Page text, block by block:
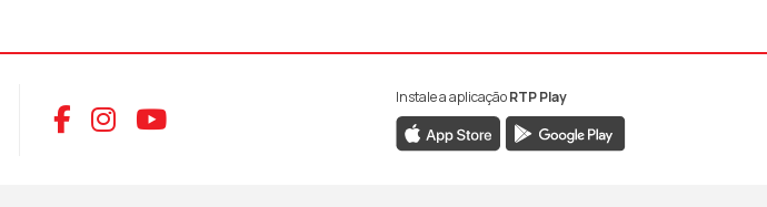
Aceder ao Facebook da RTP Antena 1
Aceder ao Instagram da RTP Antena 1
Aceder ao YouTube da RTP Antena 1
Instale a aplicaçãoRTP Play